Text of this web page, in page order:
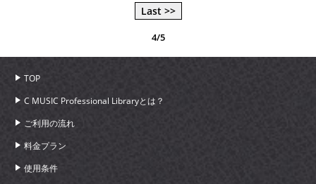
Last >>
4/5
TOP
C MUSIC Professional Libraryとは？
ご利用の流れ
料金プラン
使用条件